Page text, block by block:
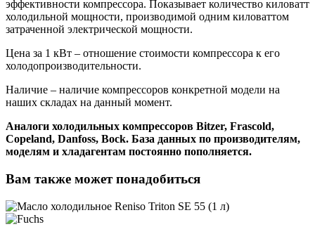
эффективности компрессора. Показывает количество киловатт
холодильной мощности, производимой одним киловаттом
затраченной электрической мощности.
Цена за 1 кВт – отношение стоимости компрессора к его
холодопроизводительности.
Наличие – наличие компрессоров конкретной модели на
наших складах на данный момент.
Аналоги холодильных компрессоров Bitzer, Frascold,
Copeland, Danfoss, Bock. База данных по производителям,
моделям и хладагентам постоянно пополняется.
Вам также может понадобиться